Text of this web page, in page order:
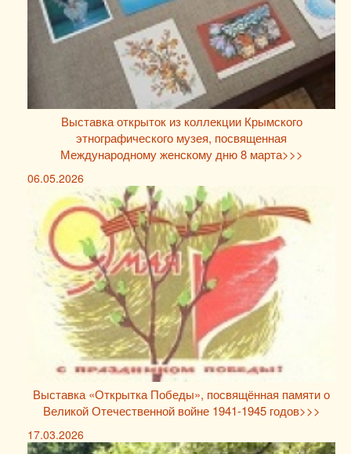
Выставка открыток из коллекции Крымского
этнографического музея, посвященная
Международному женскому дню 8 марта>>>
06.05.2026
Выставка «Открытка Победы», посвящённая памяти о
Великой Отечественной войне 1941-1945 годов>>>
17.03.2026